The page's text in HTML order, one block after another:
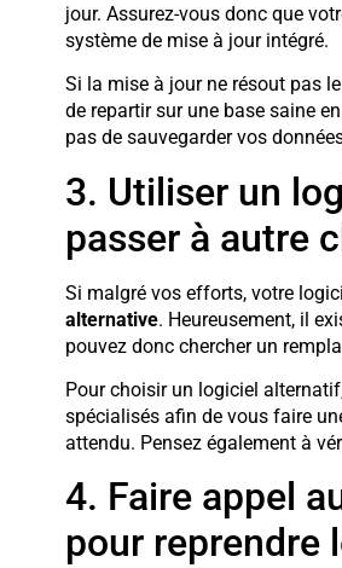
jour. Assurez-vous donc que
système de mise à jour intégré.
Si la mise à jour ne résout pas
de repartir sur une base saine
pas de sauvegarder vos
3. Utiliser un
passer à autre
Si malgré vos efforts, votre
alternative. Heureusement, il
pouvez donc chercher un
Pour choisir un logiciel
spécialisés afin de vous faire
attendu. Pensez également à
4. Faire appel
pour reprendre